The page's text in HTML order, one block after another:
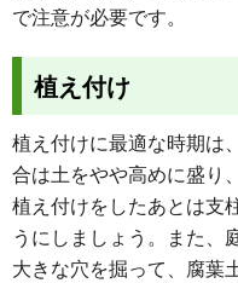
で注意が必要です。
植え付け
植え付けに最適な時期は
合は土をやや高めに盛り
植え付けをしたあとは支
うにしましょう。また、
大きな穴を掘って、腐葉